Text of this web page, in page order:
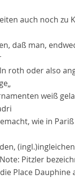
auch noch zu
daß man,
roth oder also
weiß
wie in Pariß
(ingl.)ingleichen
Note: Pitzler
Place Dauphine